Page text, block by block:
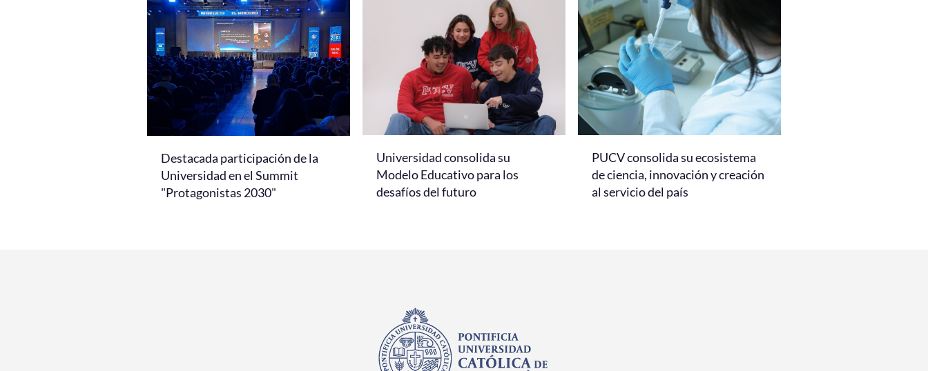
Destacada participación de la
Universidad en el Summit
"Protagonistas 2030"
Universidad consolida su
Modelo Educativo para los
desafíos del futuro
PUCV consolida su ecosistema
de ciencia, innovación y creación
al servicio del país